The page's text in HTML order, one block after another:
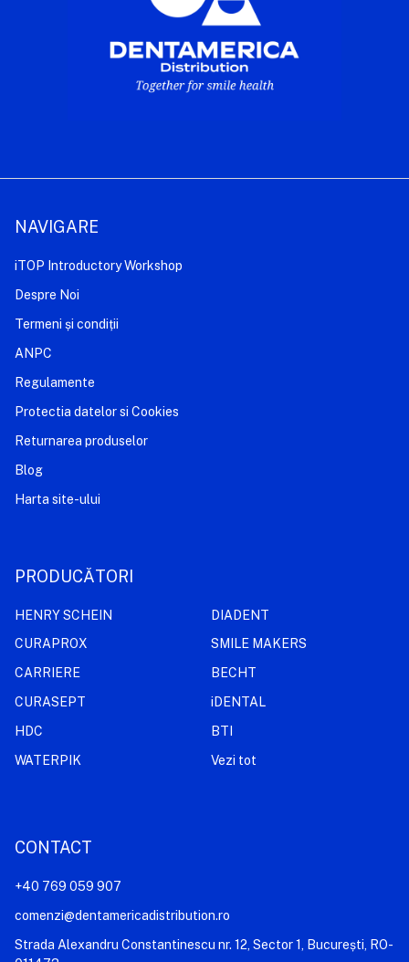
NAVIGARE
iTOP Introductory Workshop
Despre Noi
Termeni și condiții
ANPC
Regulamente
Protectia datelor si Cookies
Returnarea produselor
Blog
Harta site-ului
PRODUCĂTORI
HENRY SCHEIN
CURAPROX
CARRIERE
CURASEPT
HDC
WATERPIK
DIADENT
SMILE MAKERS
BECHT
iDENTAL
BTI
Vezi tot
CONTACT
+40 769 059 907
comenzi@dentamericadistribution.ro
Strada Alexandru Constantinescu nr. 12, Sector 1, București, RO-